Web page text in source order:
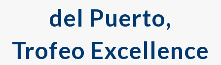
del Puerto,
Trofeo Excellence